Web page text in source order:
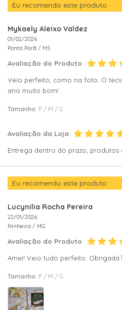
Eu recomendo este produto
Mykaely Aleixo Valdez
01/02/2026
Ponta Porã / MS
Avaliação do Produto
Veio perfeito, como na foto. O
ano muito bom!
Tamanho: P / M / G
Avaliação da Loja
Entrega dentro do prazo, produtos
Eu recomendo este produto
Lucynilia Rocha Pereira
22/01/2026
Ninheira / MG
Avaliação do Produto
Amei! Veio tudo perfeito.
Tamanho: P / M / G